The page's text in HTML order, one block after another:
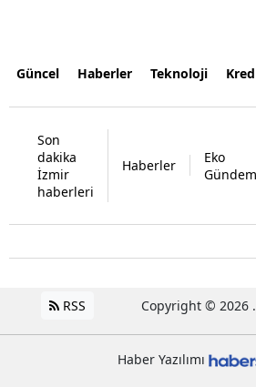
Güncel Haberler Teknoloji
Son
dakika
İzmir
haberleri
Haberler
Eko
Gündem
RSS Copyright © 2026 .
Haber Yazılımı